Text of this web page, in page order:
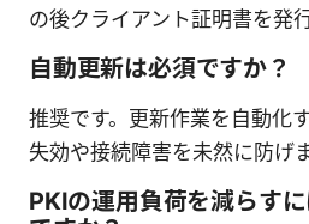
の後クライアント証明書を発行
自動更新は必須ですか？
推奨です。更新作業を自動化
失効や接続障害を未然に防げま
PKIの運用負荷を減らす